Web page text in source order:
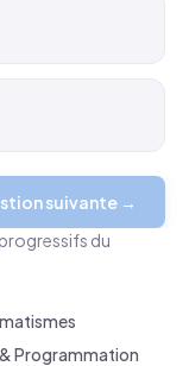
suivante →
du
Programmation